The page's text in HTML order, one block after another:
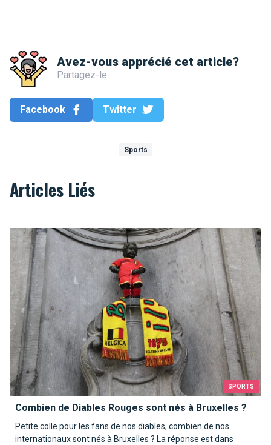
Avez-vous apprécié cet article?
Partagez-le
Facebook Twitter
Sports
Articles Liés
SPORTS
Combien de Diables Rouges sont nés à Bruxelles ?
Petite colle pour les fans de nos diables, combien de nos
internationaux sont nés à Bruxelles ? La réponse est dans
Combien de Diables Rouges sont nés à Bruxelles ?